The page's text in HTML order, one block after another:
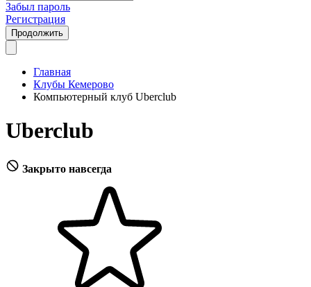
Забыл пароль
Регистрация
Продолжить
Главная
Клубы Кемерово
Компьютерный клуб Uberclub
Uberclub
Закрыто навсегда